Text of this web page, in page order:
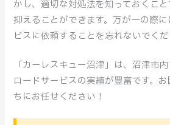
かし、適切な対処法を知っておくこ
抑えることができます。万が一の際
ビスに依頼することを忘れないでくだ
「カーレスキュー沼津」は、沼津市
ロードサービスの実績が豊富です。
ちにお任せください！